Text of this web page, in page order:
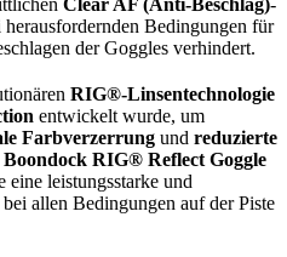
Clear AF (Anti-Beschlag)-
Bedingungen für
der Goggles verhindert.
RIG®-Linsentechnologie
entwickelt wurde, um
Farbverzerrung und reduzierte
Boondock RIG® Reflect Goggle
eine leistungsstarke und
allen Bedingungen auf der Piste